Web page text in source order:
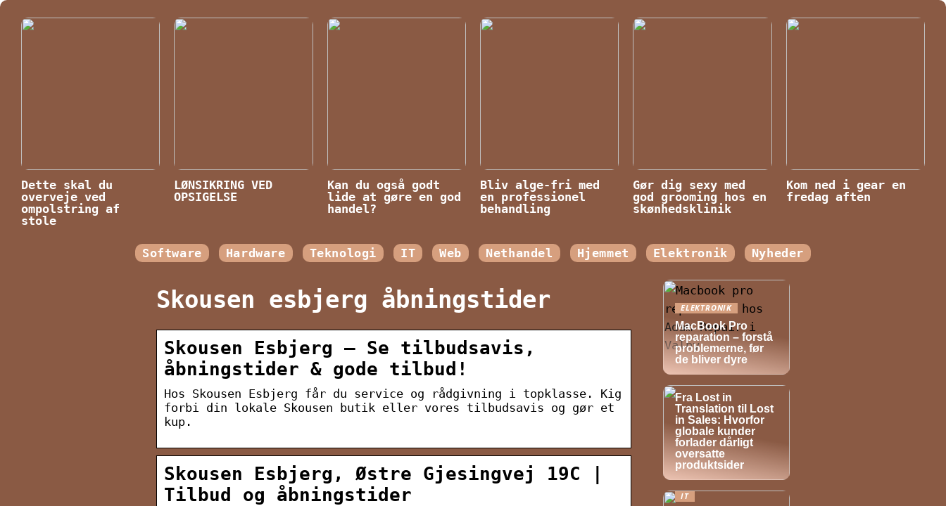
Dette skal du
overveje ved
ompolstring af
stole
LØNSIKRING VED
OPSIGELSE
Kan du også godt
lide at gøre en god
handel?
Bliv alge-fri med
en professionel
behandling
Gør dig sexy med
god grooming hos en
skønhedsklinik
Kom ned i gear en
fredag aften
Software Hardware Teknologi IT Web Nethandel Hjemmet Elektronik Nyheder
Skousen esbjerg åbningstider
Skousen Esbjerg – Se tilbudsavis,
åbningstider & gode tilbud!
Hos Skousen Esbjerg får du service og rådgivning i topklasse. Kig
forbi din lokale Skousen butik eller vores tilbudsavis og gør et
kup.
Skousen Esbjerg, Østre Gjesingvej 19C |
Tilbud og åbningstider
ELEKTRONIK
MacBook Pro
reparation – forstå
problemerne, før
de bliver dyre
Fra Lost in
Translation til Lost
in Sales: Hvorfor
globale kunder
forlader dårligt
oversatte
produktsider
IT